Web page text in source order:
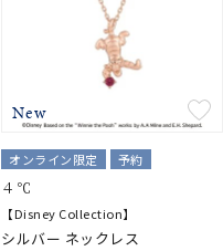
¥400,000
New
オンライン限定 予約
４℃
【Disney Collection】
シルバー ネックレス